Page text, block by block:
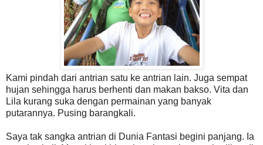
Kami pindah dari antrian satu ke antrian lain. Juga sempat
hujan sehingga harus berhenti dan makan bakso. Vita dan
Lila kurang suka dengan permainan yang banyak
putarannya. Pusing barangkali.
Saya tak sangka antrian di Dunia Fantasi begini panjang. Ia